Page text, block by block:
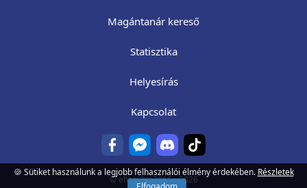
Magántanár kereső
Statisztika
Helyesírás
Kapcsolat
©ehazi.hu2016 - 2026
🍪 Sütiket használunk a legjobb felhasználói élmény érdekében. Részletek